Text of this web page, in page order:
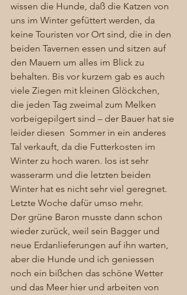
wissen die Hunde, daß die Katzen von
uns im Winter gefüttert werden, da
keine Touristen vor Ort sind, die in den
beiden Tavernen essen und sitzen auf
den Mauern um alles im Blick zu
behalten. Bis vor kurzem gab es auch
viele Ziegen mit kleinen Glöckchen,
die jeden Tag zweimal zum Melken
vorbeigepilgert sind – der Bauer hat sie
leider diesen  Sommer in ein anderes
Tal verkauft, da die Futterkosten im
Winter zu hoch waren. Ios ist sehr
wasserarm und die letzten beiden
Winter hat es nicht sehr viel geregnet.
Letzte Woche dafür umso mehr.
Der grüne Baron musste dann schon
wieder zurück, weil sein Bagger und
neue Erdanlieferungen auf ihn warten,
aber die Hunde und ich geniessen
noch ein bißchen das schöne Wetter
und das Meer hier und arbeiten von